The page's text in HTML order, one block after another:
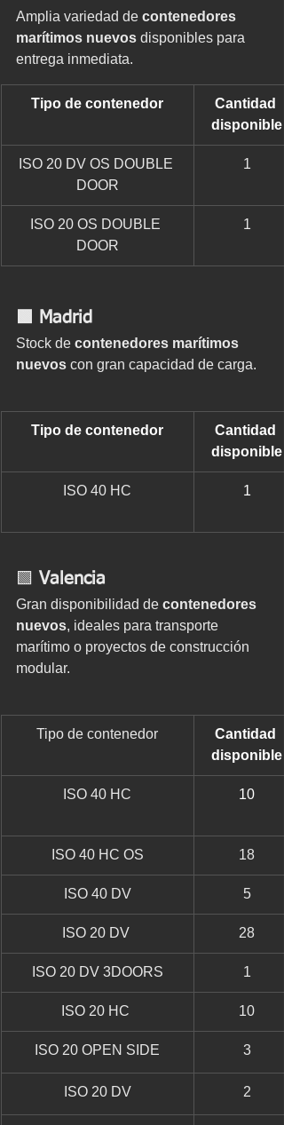
Amplia variedad de contenedores
marítimos nuevos disponibles para
entrega inmediata.
Tipo de contenedor
Cantidad
disponible
ISO 20 DV OS DOUBLE
DOOR
1
ISO 20 OS DOUBLE
DOOR
1
🟩 Madrid
Stock de contenedores marítimos
nuevos con gran capacidad de carga.
Tipo de contenedor
Cantidad
disponible
ISO 40 HC 1
🟩 Valencia
Gran disponibilidad de contenedores
nuevos, ideales para transporte
marítimo o proyectos de construcción
modular.
Tipo de contenedor
Cantidad
disponible
ISO 40 HC 10
ISO 40 HC OS 18
ISO 40 DV 5
ISO 20 DV 28
ISO 20 DV 3DOORS 1
ISO 20 HC 10
ISO 20 OPEN SIDE 3
ISO 20 DV 2